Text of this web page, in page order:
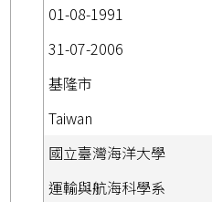
01-08-1991
31-07-2006
基隆市
Taiwan
國立臺灣海洋大學
運輸與航海科學系